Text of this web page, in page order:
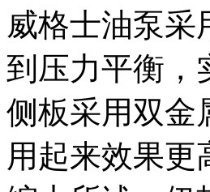
威格士油泵采
到压力平衡，
侧板采用双金
用起来效果更